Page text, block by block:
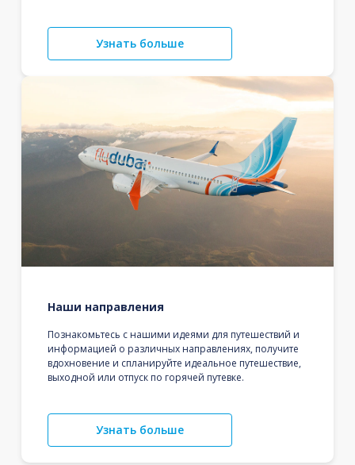
Узнать больше
Наши направления
Познакомьтесь с нашими идеями для путешествий и
информацией о различных направлениях, получите
вдохновение и спланируйте идеальное путешествие,
выходной или отпуск по горячей путевке.
Узнать больше